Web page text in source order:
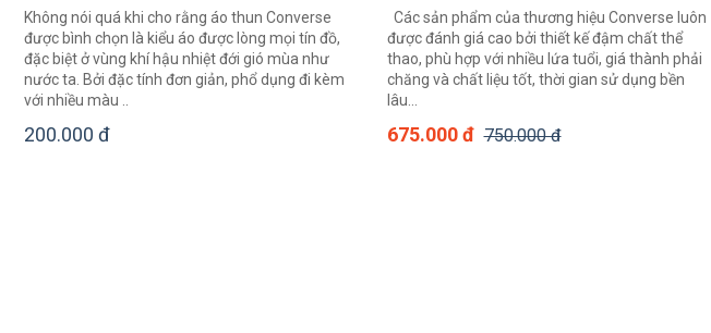
Không nói quá khi cho rằng áo thun Converse
được bình chọn là kiểu áo được lòng mọi tín đồ,
đặc biệt ở vùng khí hậu nhiệt đới gió mùa như
nước ta. Bởi đặc tính đơn giản, phổ dụng đi kèm
với nhiều màu ..
200.000 đ
Các sản phẩm của thương hiệu Converse luôn
được đánh giá cao bởi thiết kế đậm chất thể
thao, phù hợp với nhiều lứa tuổi, giá thành phải
chăng và chất liệu tốt, thời gian sử dụng bền
lâu...
675.000 đ 750.000 đ